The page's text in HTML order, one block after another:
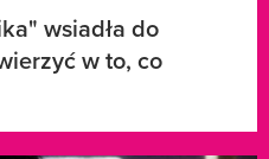
wsiadła do
w to, co